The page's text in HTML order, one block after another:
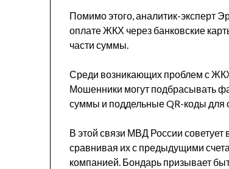
Помимо этого, аналитик-эксперт
оплате ЖКХ через банковские
части суммы.
Среди возникающих проблем с
Мошенники могут подбрасывать
суммы и поддельные QR-коды для
В этой связи МВД России советует
сравнивая их с предыдущими
компанией. Бондарь призывает